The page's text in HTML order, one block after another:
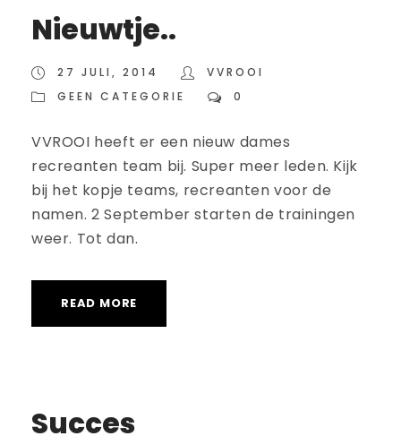
Nieuwtje..
27 JULI, 2014
VVROOI
GEEN CATEGORIE
0
VVROOI heeft er een nieuw dames
recreanten team bij. Super meer leden. Kijk
bij het kopje teams, recreanten voor de
namen. 2 September starten de trainingen
weer. Tot dan.
READ MORE
Succes